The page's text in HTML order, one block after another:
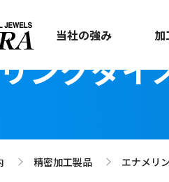
当社の強み 加
ングダイ
>
精密加工製品 >
エナメリ